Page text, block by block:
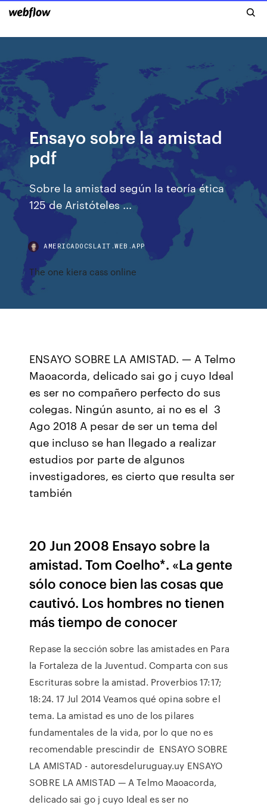
Ensayo sobre la amistad
pdf
Sobre la amistad según la teoría ética
125 de Aristóteles ...
AMERICADOCSLAIT.WEB.APP
The one kiera cass online
ENSAYO SOBRE LA AMISTAD. — A Telmo
Maoacorda, delicado sai go j cuyo Ideal
es ser no compañero perfecto do sus
colegas. Ningún asunto, ai no es el 3
Ago 2018 A pesar de ser un tema del
que incluso se han llegado a realizar
estudios por parte de algunos
investigadores, es cierto que resulta ser
también
20 Jun 2008 Ensayo sobre la
amistad. Tom Coelho*. «La gente
sólo conoce bien las cosas que
cautivó. Los hombres no tienen
más tiempo de conocer
Repase la sección sobre las amistades en Para
la Fortaleza de la Juventud. Comparta con sus
Escrituras sobre la amistad. Proverbios 17:17;
18:24. 17 Jul 2014 Veamos qué opina sobre el
tema. La amistad es uno de los pilares
fundamentales de la vida, por lo que no es
recomendable prescindir de ENSAYO SOBRE
LA AMISTAD - autoresdeluruguay.uy ENSAYO
SOBRE LA AMISTAD — A Telmo Maoacorda,
delicado sai go j cuyo Ideal es ser no